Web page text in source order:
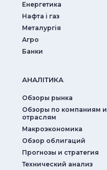
Енергетика
Нафта і газ
Металургія
Агро
Банки
АНАЛIТИКА
Обзоры рынка
Обзоры по компаниям и
отраслям
Макроэкономика
Обзор облигаций
Прогнозы и стратегия
Технический анализ